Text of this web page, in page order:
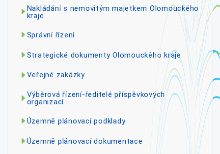
Nakládání s nemovitým majetkem Olomouckého
kraje
Správní řízení
Strategické dokumenty Olomouckého kraje
Veřejné zakázky
Výběrová řízení-ředitelé příspěvkových
organizací
Územně plánovací podklady
Územně plánovací dokumentace